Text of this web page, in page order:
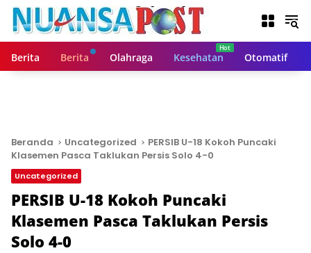
Berita Berita Olahraga Kesehatan Otomatif
Beranda Uncategorized
PERSIB U-18 Kokoh Puncaki
Klasemen Pasca Taklukan Persis Solo 4-0
Uncategorized
PERSIB U-18 Kokoh Puncaki
Klasemen Pasca Taklukan Persis
Solo 4-0